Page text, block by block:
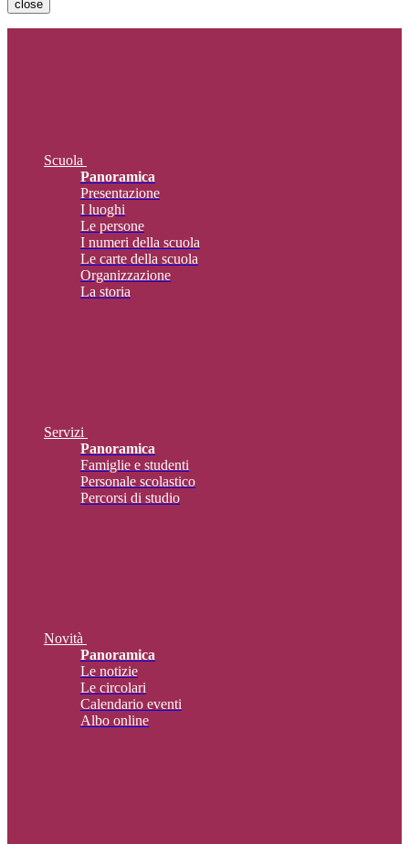
close
Scuola
Panoramica
Presentazione
I luoghi
Le persone
I numeri della scuola
Le carte della scuola
Organizzazione
La storia
Servizi
Panoramica
Famiglie e studenti
Personale scolastico
Percorsi di studio
Novità
Panoramica
Le notizie
Le circolari
Calendario eventi
Albo online